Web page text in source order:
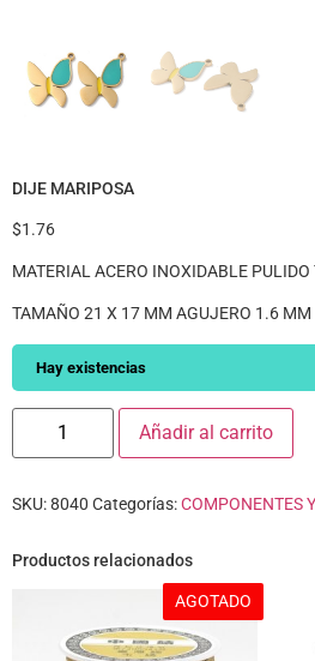
DIJE MARIPOSA
$1.76
MATERIAL ACERO INOXIDABLE PULIDO
TAMAÑO 21 X 17 MM AGUJERO 1.6 MM
Hay existencias
Añadir al carrito
SKU:8040 Categorías:COMPONENTES
Productos relacionados
AGOTADO